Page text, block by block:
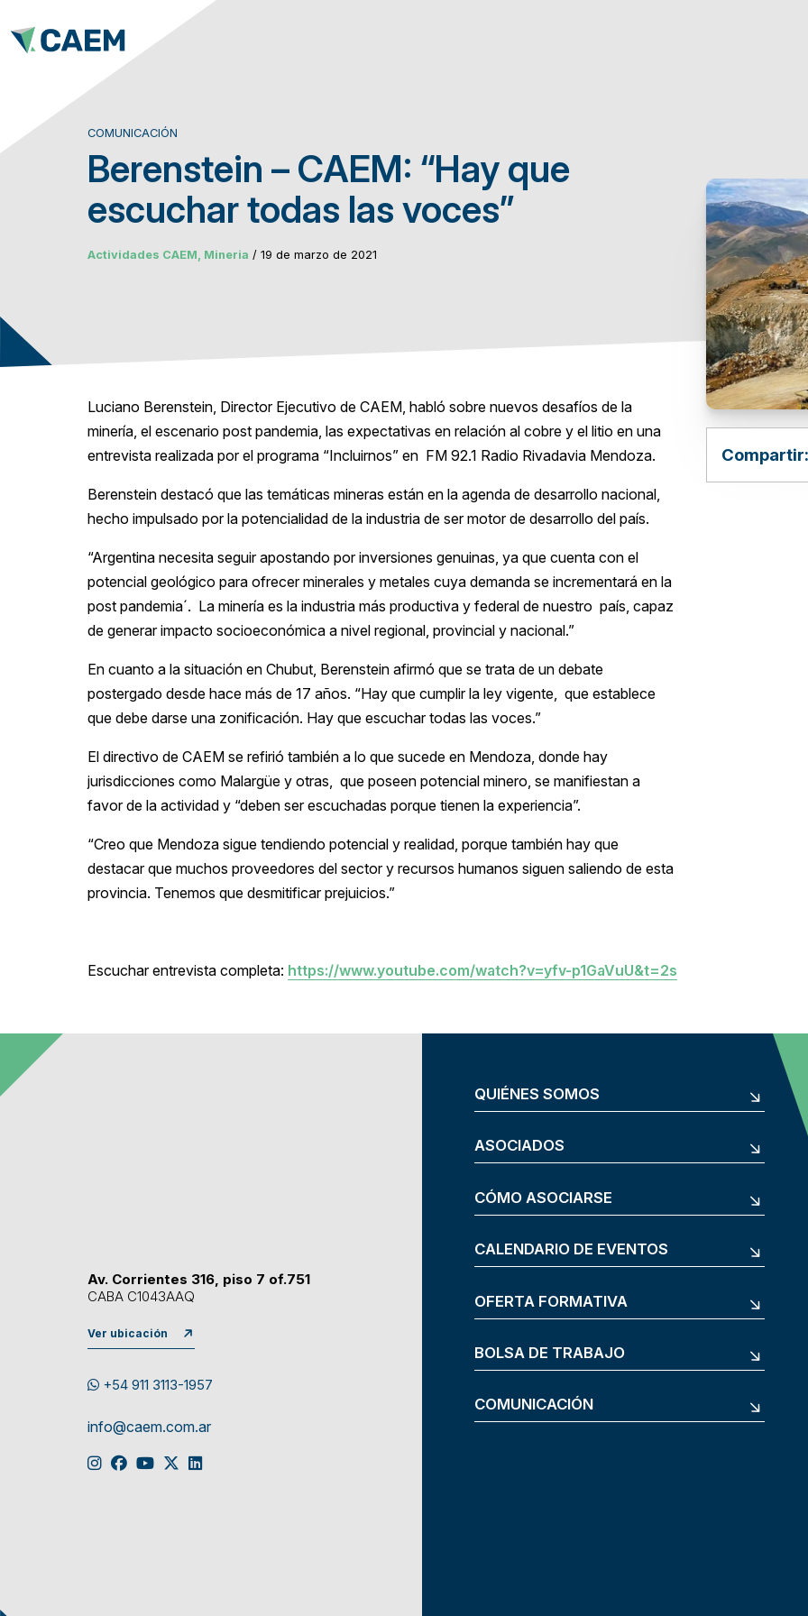
COMUNICACIÓN
Berenstein – CAEM: “Hay que
escuchar todas las voces”
Actividades CAEM, Mineria / 19 de marzo de 2021
Luciano Berenstein, Director Ejecutivo de CAEM, habló sobre nuevos desafíos de la
minería, el escenario post pandemia, las expectativas en relación al cobre y el litio en una
entrevista realizada por el programa “Incluirnos” en FM 92.1 Radio Rivadavia Mendoza.
Berenstein destacó que las temáticas mineras están en la agenda de desarrollo nacional,
hecho impulsado por la potencialidad de la industria de ser motor de desarrollo del país.
“Argentina necesita seguir apostando por inversiones genuinas, ya que cuenta con el
potencial geológico para ofrecer minerales y metales cuya demanda se incrementará en la
post pandemia´. La minería es la industria más productiva y federal de nuestro país, capaz
de generar impacto socioeconómica a nivel regional, provincial y nacional.”
En cuanto a la situación en Chubut, Berenstein afirmó que se trata de un debate
postergado desde hace más de 17 años. “Hay que cumplir la ley vigente, que establece
que debe darse una zonificación. Hay que escuchar todas las voces.”
El directivo de CAEM se refirió también a lo que sucede en Mendoza, donde hay
jurisdicciones como Malargüe y otras, que poseen potencial minero, se manifiestan a
favor de la actividad y “deben ser escuchadas porque tienen la experiencia”.
“Creo que Mendoza sigue tendiendo potencial y realidad, porque también hay que
destacar que muchos proveedores del sector y recursos humanos siguen saliendo de esta
provincia. Tenemos que desmitificar prejuicios.”
Escuchar entrevista completa: https://www.youtube.com/watch?v=yfv-p1GaVuU&t=2s
Compartir:
Av. Corrientes 316, piso 7 of.751
CABA C1043AAQ
Ver ubicación
+54 911 3113-1957
info@caem.com.ar
QUIÉNES SOMOS
ASOCIADOS
CÓMO ASOCIARSE
CALENDARIO DE EVENTOS
OFERTA FORMATIVA
BOLSA DE TRABAJO
COMUNICACIÓN